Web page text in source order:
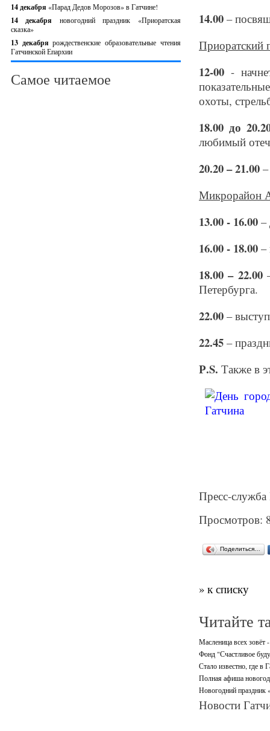
14 декабря «Парад Дедов Морозов» в Гатчине!
14 декабря новогодний праздник «Приоратская
сказка»
13 декабрярождественские образовательные чтения
Гатчинской Епархии
Самое читаемое
14.00–
Приоратский
12-00-
охоты,
18.00 до
любимый
20.20 – 21.00–
Микрорайон
13.00 - 16.00–
16.00 - 18.00–
18.00 – 22.00
Петербурга.
22.00–
22.45–
Р.S. Также в
Пресс-служба
Просмотров:
Поделиться…
» к списку
Читайте
Масленица всех зовёт
Фонд "Счастливое
Стало известно, где в
Полная афиша
Новогодний праздник
Новости